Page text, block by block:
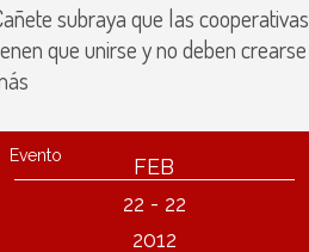
subraya que las cooperativas
que unirse y no deben crearse
FEB
22 - 22
2012
Evento